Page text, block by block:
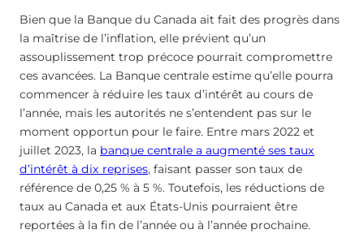
Bien que la Banque du Canada ait fait des progrès dans
la maîtrise de l’inflation, elle prévient qu’un
assouplissement trop précoce pourrait compromettre
ces avancées. La Banque centrale estime qu’elle pourra
commencer à réduire les taux d’intérêt au cours de
l’année, mais les autorités ne s’entendent pas sur le
moment opportun pour le faire. Entre mars 2022 et
juillet 2023, la banque centrale a augmenté ses taux
d’intérêt à dix reprises, faisant passer son taux de
référence de 0,25 % à 5 %. Toutefois, les réductions de
taux au Canada et aux États-Unis pourraient être
reportées à la fin de l’année ou à l’année prochaine.